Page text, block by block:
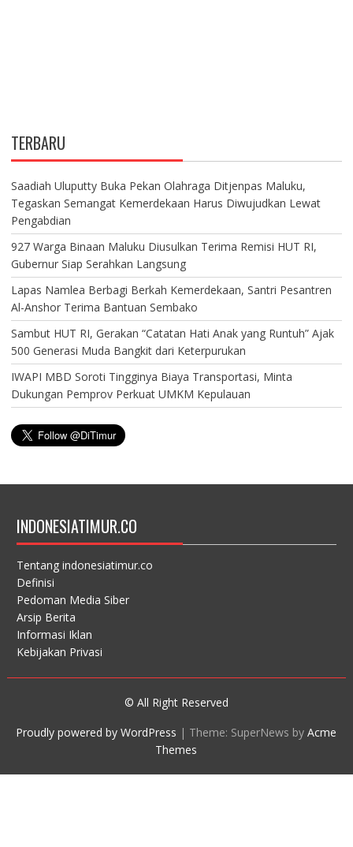
TERBARU
Saadiah Uluputty Buka Pekan Olahraga Ditjenpas Maluku,
Tegaskan Semangat Kemerdekaan Harus Diwujudkan Lewat
Pengabdian
927 Warga Binaan Maluku Diusulkan Terima Remisi HUT RI,
Gubernur Siap Serahkan Langsung
Lapas Namlea Berbagi Berkah Kemerdekaan, Santri Pesantren
Al-Anshor Terima Bantuan Sembako
Sambut HUT RI, Gerakan “Catatan Hati Anak yang Runtuh” Ajak
500 Generasi Muda Bangkit dari Keterpurukan
IWAPI MBD Soroti Tingginya Biaya Transportasi, Minta
Dukungan Pemprov Perkuat UMKM Kepulauan
INDONESIATIMUR.CO
Tentang indonesiatimur.co
Definisi
Pedoman Media Siber
Arsip Berita
Informasi Iklan
Kebijakan Privasi
© All Right Reserved
Proudly powered by WordPress | Theme: SuperNews byAcme
Themes